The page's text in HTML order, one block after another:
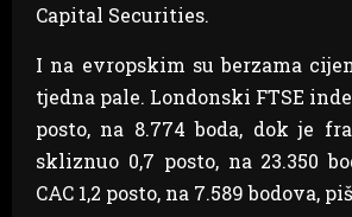
Capital Securities.
I na evropskim su berzama
tjedna pale. Londonski FTSE
posto, na 8.774 boda, dok je
skliznuo 0,7 posto, na 23.350
CAC 1,2 posto, na 7.589 bodova,